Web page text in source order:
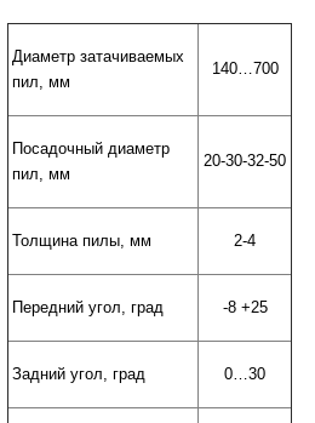
Диаметр затачиваемых
пил, мм
140…700
Посадочный диаметр
пил, мм
20-30-32-50
Толщина пилы, мм 2-4
Передний угол, град -8 +25
Задний угол, град 0…30